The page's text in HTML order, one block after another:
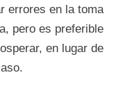
errores en la toma
pero es preferible
en lugar de